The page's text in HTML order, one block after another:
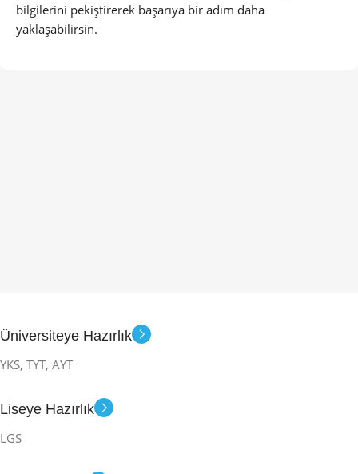
bilgilerini pekiştirerek başarıya bir adım daha
yaklaşabilirsin.
Üniversiteye Hazırlık
YKS, TYT, AYT
Liseye Hazırlık
LGS